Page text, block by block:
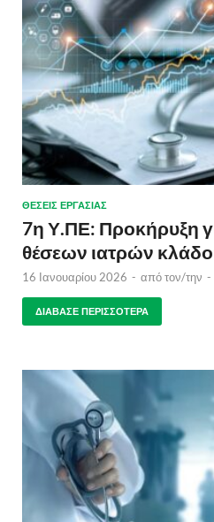
ΘΈΣΕΙΣ ΕΡΓΑΣΊΑΣ
7η Υ.ΠΕ: Προκήρυξη
θέσεων ιατρών
16 Ιανουαρίου 2026 - από τον/την -
ΔΙΆΒΑΣΕ ΠΕΡΙΣΣΌΤΕΡΑ